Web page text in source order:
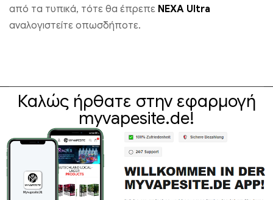
από τα τυπικά, τότε θα έπρεπε NEXA Ultra
αναλογιστείτε οπωσδήποτε.
Καλώς ήρθατε στην εφαρμογή
myvapesite.de!